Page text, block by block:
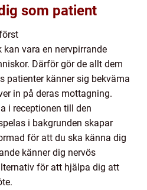
som patient
vara en nervpirrande
Därför gör de allt dem
patienter känner sig bekväma
in på deras mottagning.
i receptionen till den
i bakgrunden skapar
för att du ska känna dig
känner dig nervös
för att hjälpa dig att